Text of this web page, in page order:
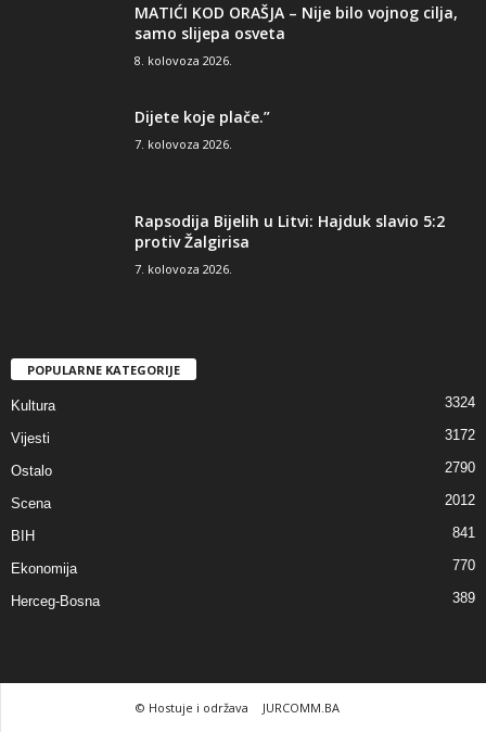
MATIĆI KOD ORAŠJA – Nije bilo vojnog cilja,
samo slijepa osveta
8. kolovoza 2026.
Dijete koje plače.”
7. kolovoza 2026.
Rapsodija Bijelih u Litvi: Hajduk slavio 5:2
protiv Žalgirisa
7. kolovoza 2026.
POPULARNE KATEGORIJE
Kultura 3324
Vijesti 3172
Ostalo 2790
Scena 2012
BIH 841
Ekonomija 770
Herceg-Bosna 389
© Hostuje i održava JURCOMM.BA